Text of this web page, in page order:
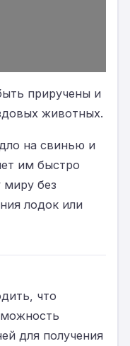
приручены и
животных.
на свинью и
им быстро
без
лодок или
что
для получения